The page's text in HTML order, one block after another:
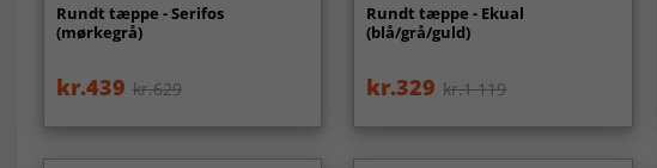
Rundt tæppe - Serifos
(mørkegrå)
kr.439 kr.629
Rundt tæppe - Ekual
(blå/grå/guld)
kr.329 kr.1 119